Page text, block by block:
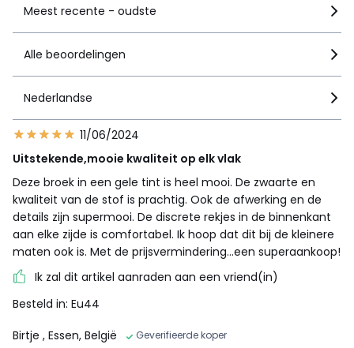
Meest recente - oudste
Alle beoordelingen
Nederlandse
11/06/2024
Uitstekende,mooie kwaliteit op elk vlak
Deze broek in een gele tint is heel mooi. De zwaarte en
kwaliteit van de stof is prachtig. Ook de afwerking en de
details zijn supermooi. De discrete rekjes in de binnenkant
aan elke zijde is comfortabel. Ik hoop dat dit bij de kleinere
maten ook is. Met de prijsvermindering...een superaankoop!
Ik zal dit artikel aanraden aan een vriend(in)
Besteld in: Eu44
Birtje , Essen, België Geverifieerde koper